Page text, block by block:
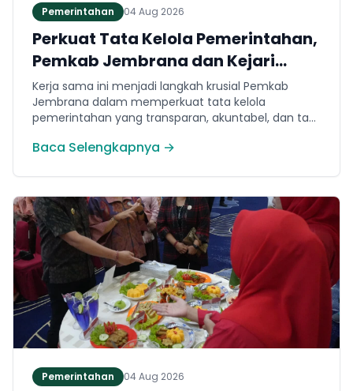
Pemerintahan 04 Aug 2026
Perkuat Tata Kelola Pemerintahan,
Pemkab Jembrana dan Kejari
Jembrana Sepakati Kerja Sama
Hukum Datun
Kerja sama ini menjadi langkah krusial Pemkab
Jembrana dalam memperkuat tata kelola
pemerintahan yang transparan, akuntabel, dan taat
mencakup tiga domain utama, yakni pemberian
tindakan hukum lainnya.
Baca Selengkapnya →
Pemerintahan 04 Aug 2026